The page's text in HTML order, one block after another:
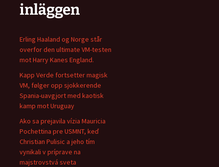
inläggen
Erling Haaland og Norge står
overfor den ultimate VM-testen
mot Harry Kanes England.
Kapp Verde fortsetter magisk
VM, følger opp sjokkerende
Spania-uavgjort med kaotisk
kamp mot Uruguay
Ako sa prejavila vízia Mauricia
Pochettina pre USMNT, keď
Christian Pulisic a jeho tím
vynikali v príprave na
majstrovstvá sveta